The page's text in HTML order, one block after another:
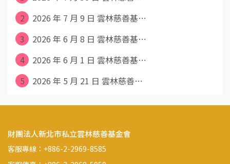
2
2026 年 7 月 9 日 雲林慈善基⋯
3
2026 年 6 月 8 日 雲林慈善基⋯
4
2026 年 6 月 1 日 雲林慈善基⋯
5
2026 年 5 月 21 日 雲林慈善⋯
財團法人新北市私立雲林慈善基金會
客服專線：+886-2-2969-8585